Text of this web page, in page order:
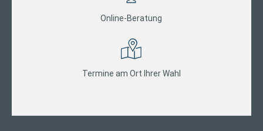
Online-Beratung
Termine am Ort Ihrer Wahl